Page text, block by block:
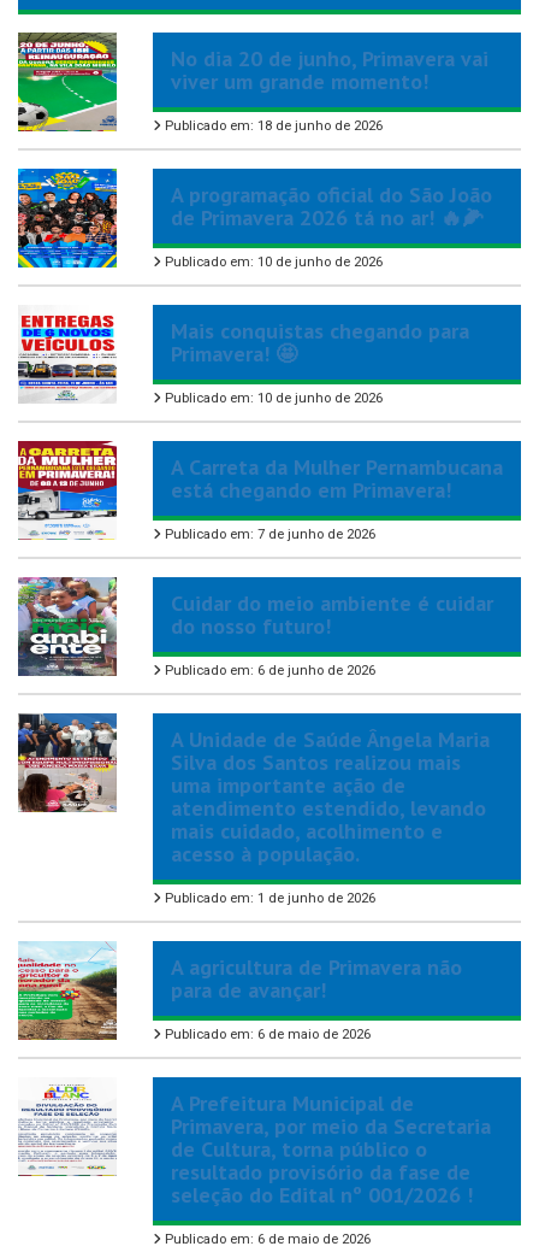
No dia 20 de junho, Primavera vai
viver um grande momento!
Publicado em: 18 de junho de 2026
A programação oficial do São João
de Primavera 2026 tá no ar! 🔥🌽
Publicado em: 10 de junho de 2026
Mais conquistas chegando para
Primavera! 🤩
Publicado em: 10 de junho de 2026
A Carreta da Mulher Pernambucana
está chegando em Primavera!
Publicado em: 7 de junho de 2026
Cuidar do meio ambiente é cuidar
do nosso futuro!
Publicado em: 6 de junho de 2026
A Unidade de Saúde Ângela Maria
Silva dos Santos realizou mais
uma importante ação de
atendimento estendido, levando
mais cuidado, acolhimento e
acesso à população.
Publicado em: 1 de junho de 2026
A agricultura de Primavera não
para de avançar!
Publicado em: 6 de maio de 2026
A Prefeitura Municipal de
Primavera, por meio da Secretaria
de Cultura, torna público o
resultado provisório da fase de
seleção do Edital nº 001/2026 !
Publicado em: 6 de maio de 2026